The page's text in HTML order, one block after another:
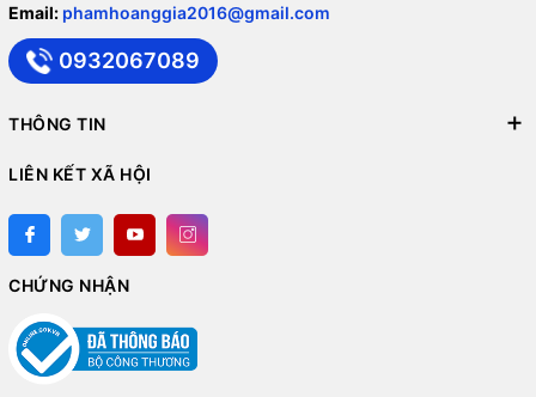
Email: phamhoanggia2016@gmail.com
0932067089
THÔNG TIN
LIÊN KẾT XÃ HỘI
CHỨNG NHẬN